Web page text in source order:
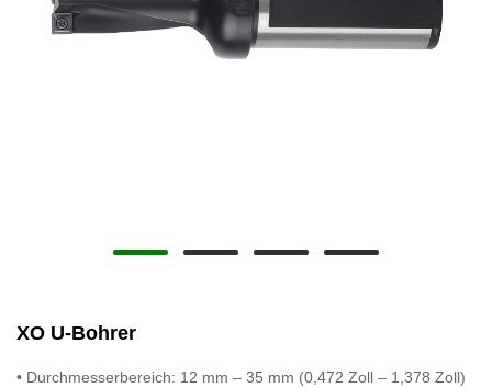
XO U-Bohrer
• Durchmesserbereich: 12 mm – 35 mm (0,472 Zoll – 1,378 Zoll)